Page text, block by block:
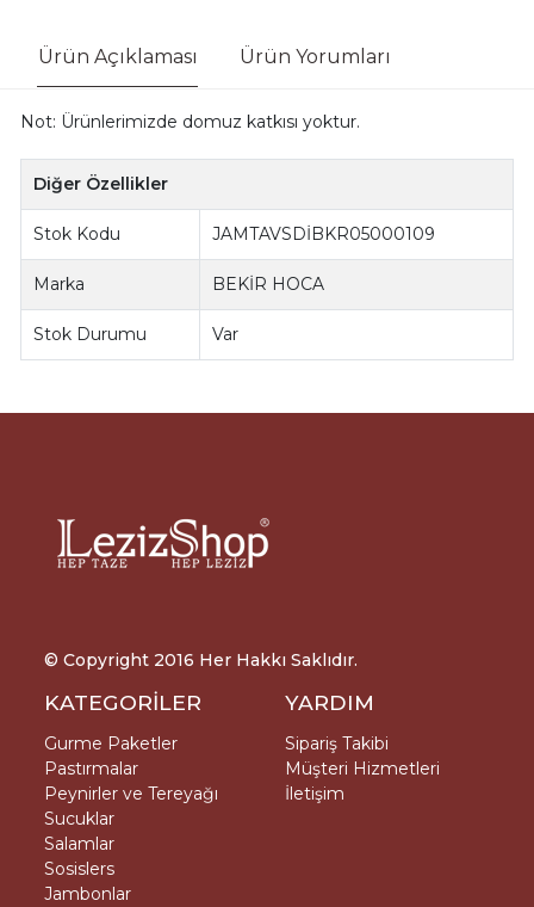
Ürün Açıklaması Ürün Yorumları
Not: Ürünlerimizde domuz katkısı yoktur.
Diğer Özellikler
Stok Kodu JAMTAVSDİBKR05000109
Marka BEKİR HOCA
Stok Durumu Var
© Copyright 2016 Her Hakkı Saklıdır.
KATEGORİLER
Gurme Paketler
Pastırmalar
Peynirler ve Tereyağı
Sucuklar
Salamlar
Sosislers
Jambonlar
YARDIM
Sipariş Takibi
Müşteri Hizmetleri
İletişim